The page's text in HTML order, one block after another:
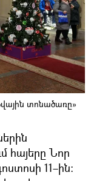
տոնածառը»
հայերը Նոր
11–ին։